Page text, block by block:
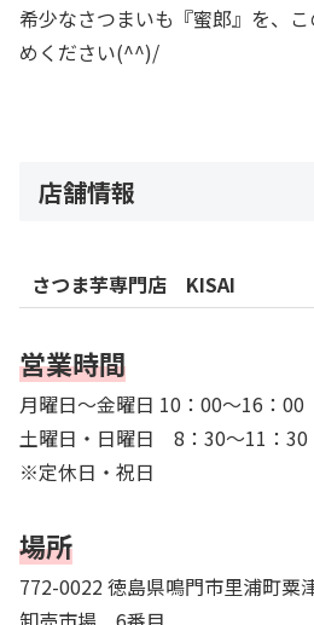
希少なさつまいも『蜜郎』を、
めください(^^)/
店舗情報
さつま芋専門店 KISAI
営業時間
月曜日～金曜日 10：00～16
土曜日・日曜日 8：30～11：
※定休日・祝日
場所
772-0022 徳島県鳴門市里浦町